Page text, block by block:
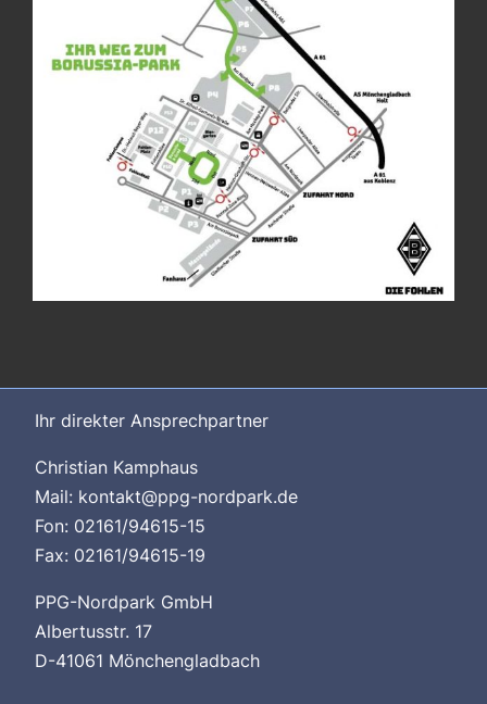
Ihr direkter Ansprechpartner
Christian Kamphaus
Mail: kontakt@ppg-nordpark.de
Fon: 02161/94615-15
Fax: 02161/94615-19
PPG-Nordpark GmbH
Albertusstr. 17
D-41061 Mönchengladbach